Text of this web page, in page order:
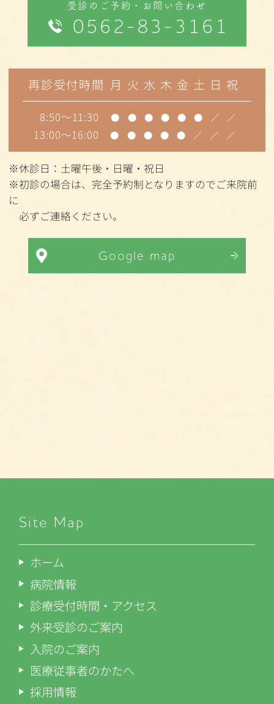
受診のご予約・お問い合わせ
0562-83-3161
再診受付時間 月 火 水 木 金 土 日 祝
8:50～11:30 ● ● ● ● ● ● ／ ／
13:00～16:00 ● ● ● ● ● ／ ／ ／
※休診日：土曜午後・日曜・祝日
※初診の場合は、完全予約制となりますのでご来院前
に
必ずご連絡ください。
Google map
Site Map
ホーム
病院情報
診療受付時間・アクセス
外来受診のご案内
入院のご案内
医療従事者のかたへ
採用情報